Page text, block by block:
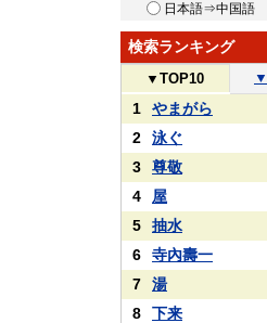
日本語⇒中国語
検索ランキング
▼ TOP10 ▼
1
やまがら
2
泳ぐ
3
尊敬
4
屋
5
抽水
6
寺內壽一
7
湯
8
下来